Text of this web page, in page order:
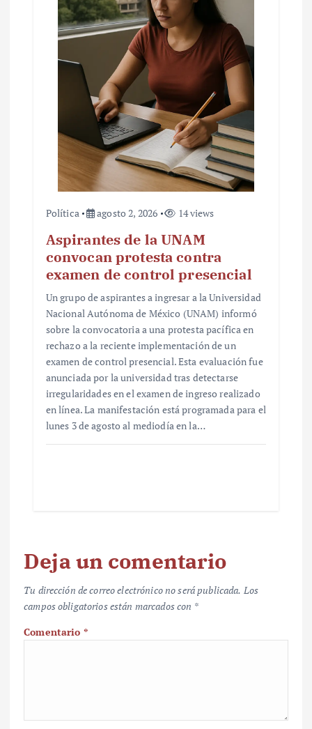
Política agosto 2, 2026 14 views
Aspirantes de la UNAM
convocan protesta contra
examen de control presencial
Un grupo de aspirantes a ingresar a la Universidad
Nacional Autónoma de México (UNAM) informó
sobre la convocatoria a una protesta pacífica en
rechazo a la reciente implementación de un
examen de control presencial. Esta evaluación fue
anunciada por la universidad tras detectarse
irregularidades en el examen de ingreso realizado
en línea. La manifestación está programada para el
lunes 3 de agosto al mediodía en la…
Deja un comentario
Tu dirección de correo electrónico no será publicada. Los
campos obligatorios están marcados con *
Comentario *